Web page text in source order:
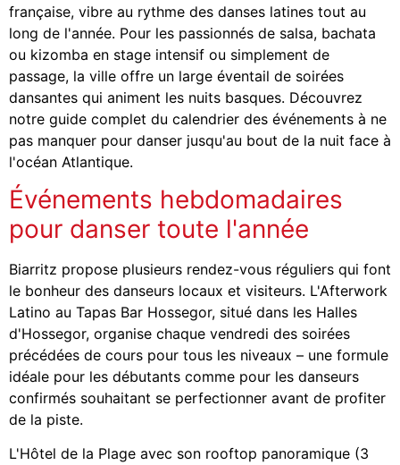
française, vibre au rythme des danses latines tout au
long de l'année. Pour les passionnés de salsa, bachata
ou kizomba en stage intensif ou simplement de
passage, la ville offre un large éventail de soirées
dansantes qui animent les nuits basques. Découvrez
notre guide complet du calendrier des événements à ne
pas manquer pour danser jusqu'au bout de la nuit face à
l'océan Atlantique.
Événements hebdomadaires
pour danser toute l'année
Biarritz propose plusieurs rendez-vous réguliers qui font
le bonheur des danseurs locaux et visiteurs. L'Afterwork
Latino au Tapas Bar Hossegor, situé dans les Halles
d'Hossegor, organise chaque vendredi des soirées
précédées de cours pour tous les niveaux – une formule
idéale pour les débutants comme pour les danseurs
confirmés souhaitant se perfectionner avant de profiter
de la piste.
L'Hôtel de la Plage avec son rooftop panoramique (3